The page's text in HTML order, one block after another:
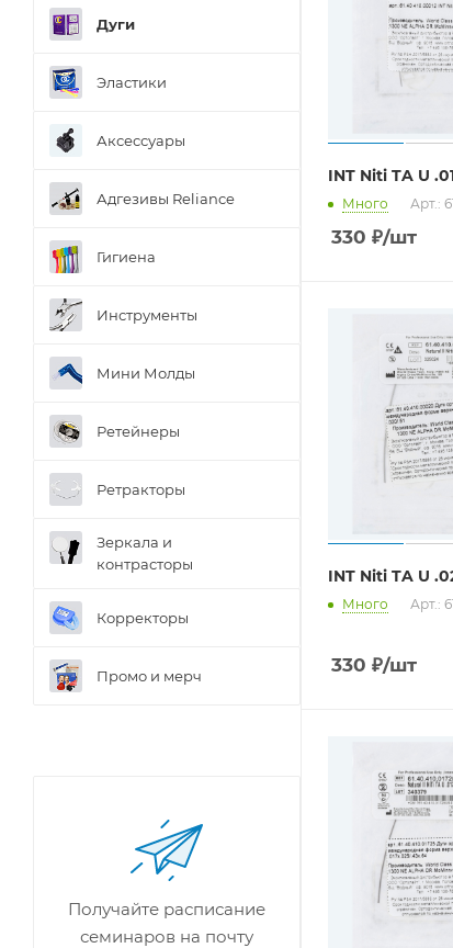
INT Niti TA U
Много Арт.:
330 ₽/шт
INT Niti TA U
Много Арт.:
330 ₽/шт
Дуги
Эластики
Аксессуары
Адгезивы Reliance
Гигиена
Инструменты
Мини Молды
Ретейнеры
Ретракторы
Зеркала и
контраcторы
Корректоры
Промо и мерч
Получайте расписание
семинаров на почту